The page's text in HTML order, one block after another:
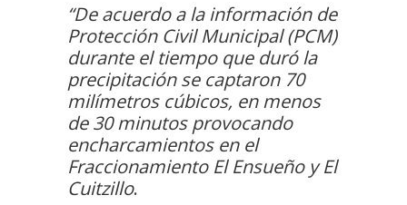
“De acuerdo a la información de
Protección Civil Municipal (PCM)
durante el tiempo que duró la
precipitación se captaron 70
milímetros cúbicos, en menos
de 30 minutos provocando
encharcamientos en el
Fraccionamiento El Ensueño y El
Cuitzillo.